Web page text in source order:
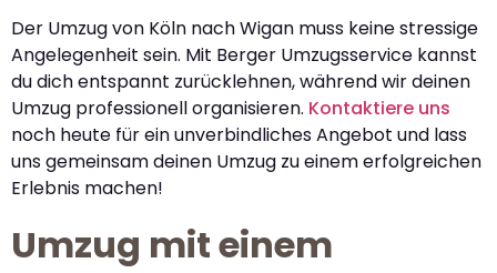
Der Umzug von Köln nach Wigan muss keine stressige
Angelegenheit sein. Mit Berger Umzugsservice kannst
du dich entspannt zurücklehnen, während wir deinen
Umzug professionell organisieren. Kontaktiere uns
noch heute für ein unverbindliches Angebot und lass
uns gemeinsam deinen Umzug zu einem erfolgreichen
Erlebnis machen!
Umzug mit einem